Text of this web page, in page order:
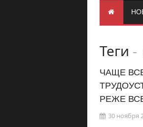
Теги -
ЧАЩЕ
РЕЖЕ
30 ноября